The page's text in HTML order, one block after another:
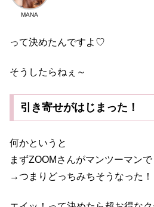
MANA
って決めたんですよ♡
そうしたらねぇ～
引き寄せがはじまった！
何かというと
まずZOOMさんがマンツーマン
→つまりどっちみちそうなった！